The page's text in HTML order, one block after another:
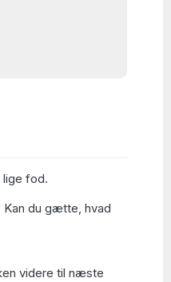
lige fod.
du gætte, hvad
videre til næste